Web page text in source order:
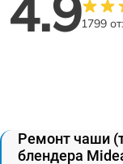
1799
Ремонт чаши
блендера